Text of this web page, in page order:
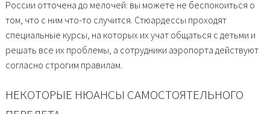
России отточена до мелочей: вы можете не беспокоиться о
том, что с ним что-то случится. Стюардессы проходят
специальные курсы, на которых их учат общаться с детьми и
решать все их проблемы, а сотрудники аэропорта действуют
согласно строгим правилам.
НЕКОТОРЫЕ НЮАНСЫ САМОСТОЯТЕЛЬНОГО